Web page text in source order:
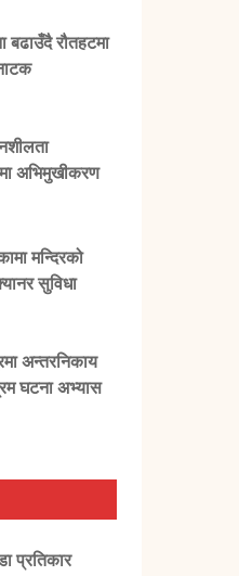
बढाउँदै रौतहटमा
अभिमुखीकरण
मन्दिरको
सुविधा
अन्तरनिकाय
घटना अभ्यास
प्रतिकार